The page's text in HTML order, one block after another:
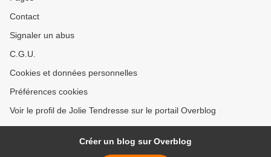
Contact
Signaler un abus
C.G.U.
Cookies et données personnelles
Préférences cookies
Voir le profil de Jolie Tendresse sur le portail Overblog
Créer un blog sur Overblog